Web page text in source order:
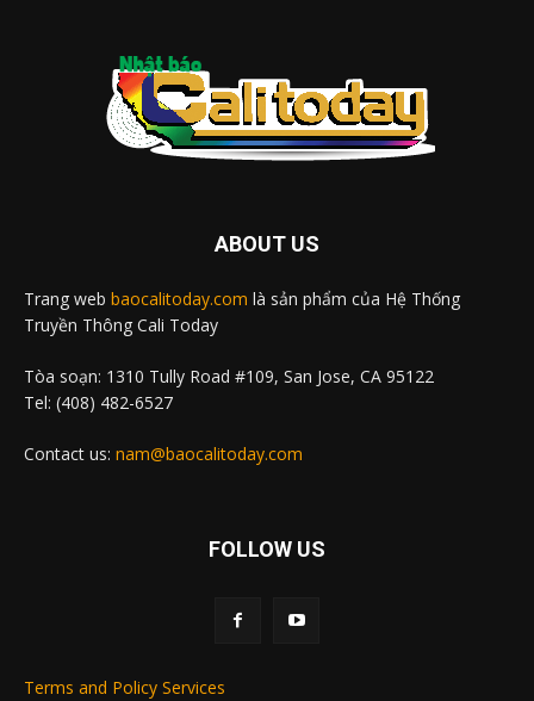
ABOUT US
Trang web baocalitoday.com là sản phẩm của Hệ Thống
Truyền Thông Cali Today
Tòa soạn: 1310 Tully Road #109, San Jose, CA 95122
Tel: (408) 482-6527
Contact us: nam@baocalitoday.com
FOLLOW US
Terms and Policy Services